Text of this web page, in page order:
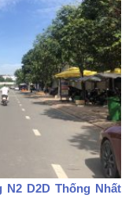
D2D Thống Nhất